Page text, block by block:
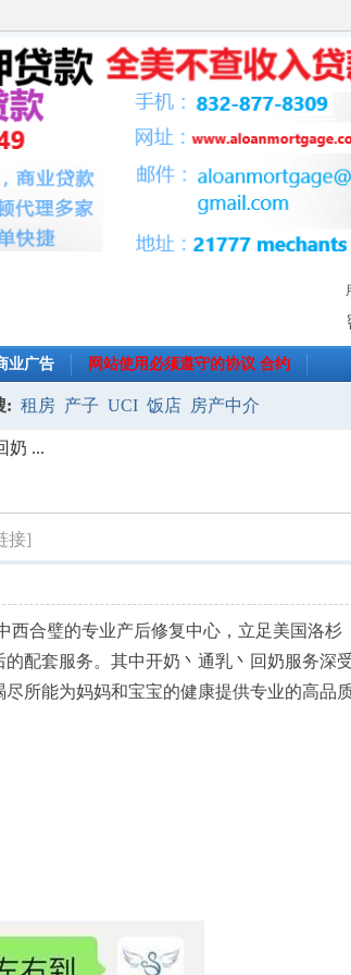
业广告 网站使用必须遵守的协议 合约
: 租房 产子 UCI 饭店 房产中介
奶 ...
接]
西合璧的专业产后修复中心，立足美国洛杉
配套服务。其中开奶丶通乳丶回奶服务深
所能为妈妈和宝宝的健康提供专业的高品